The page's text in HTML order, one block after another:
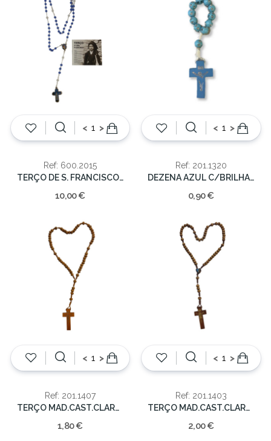
< >
Ref: 600.2015
TERÇO DE S. FRANCISCO 6MM
10,00 €
< >
Ref: 201.1320
DEZENA AZUL C/BRILHANTES 7mm/10cm
0,90 €
< >
Ref: 201.1407
TERÇO MAD.CAST.CLARO 5mm/27cm
1,80 €
< >
Ref: 201.1403
TERÇO MAD.CAST.CLARO C/IMAGEM PAS.6mm/28cm
2,00 €